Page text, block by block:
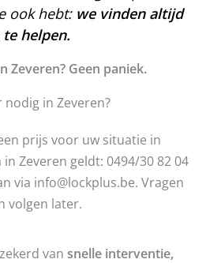
ook hebt: we vinden altijd
helpen.
Zeveren? Geen paniek.
in Zeveren?
prijs voor uw situatie in
Zeveren geldt: 0494/30 82 04
via info@lockplus.be. Vragen
volgen later.
van snelle interventie,